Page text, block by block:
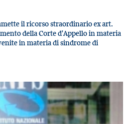
il ricorso straordinario ex art.
della Corte d'Appello in materia
in materia di sindrome di